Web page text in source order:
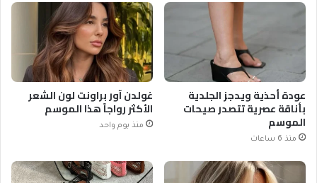
عودة أحذية ويدجز الجلدية
بأناقة عصرية تتصدر صيحات
الموسم
منذ 6 ساعات
غولدن آور براونت لون الشعر
الأكثر رواجاً هذا الموسم
منذ يوم واحد